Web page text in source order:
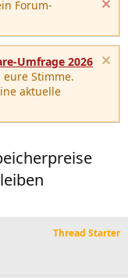
Forum-
Umfrage 2026
Stimme.
aktuelle
Thread Starter